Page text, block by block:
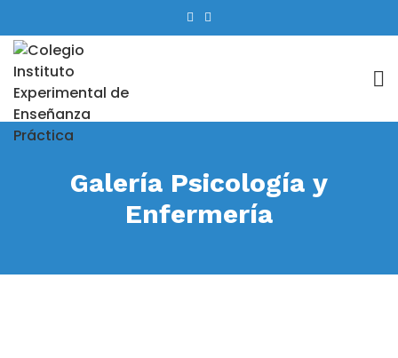
Galería Psicología y
Enfermería